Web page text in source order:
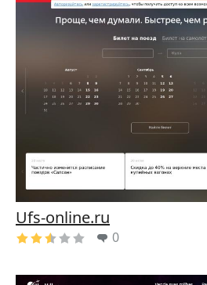
Ufs-online.ru
0